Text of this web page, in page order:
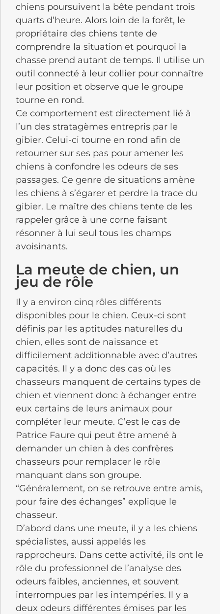
chiens poursuivent la bête pendant trois
quarts d’heure. Alors loin de la forêt, le
propriétaire des chiens tente de
comprendre la situation et pourquoi la
chasse prend autant de temps. Il utilise un
outil connecté à leur collier pour connaître
leur position et observe que le groupe
tourne en rond.
Ce comportement est directement lié à
l’un des stratagèmes entrepris par le
gibier. Celui-ci tourne en rond afin de
retourner sur ses pas pour amener les
chiens à confondre les odeurs de ses
passages. Ce genre de situations amène
les chiens à s’égarer et perdre la trace du
gibier. Le maître des chiens tente de les
rappeler grâce à une corne faisant
résonner à lui seul tous les champs
avoisinants.
La meute de chien, un
jeu de rôle
Il y a environ cinq rôles différents
disponibles pour le chien. Ceux-ci sont
définis par les aptitudes naturelles du
chien, elles sont de naissance et
difficilement additionnable avec d’autres
capacités. Il y a donc des cas où les
chasseurs manquent de certains types de
chien et viennent donc à échanger entre
eux certains de leurs animaux pour
compléter leur meute. C’est le cas de
Patrice Faure qui peut être amené à
demander un chien à des confrères
chasseurs pour remplacer le rôle
manquant dans son groupe.
“Généralement, on se retrouve entre amis,
pour faire des échanges” explique le
chasseur.
D’abord dans une meute, il y a les chiens
spécialistes, aussi appelés les
rapprocheurs. Dans cette activité, ils ont le
rôle du professionnel de l’analyse des
odeurs faibles, anciennes, et souvent
interrompues par les intempéries. Il y a
deux odeurs différentes émises par les